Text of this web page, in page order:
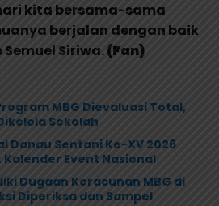
kita bersama-sama
berjalan dengan baik
Siriwa.(Fan)
MBG Dievaluasi Total,
Sekolah
Danau Sentani Ke-XV 2026
Kalender Event Nasional
Dugaan Keracunan MBG di
Diperiksa dan Sampel